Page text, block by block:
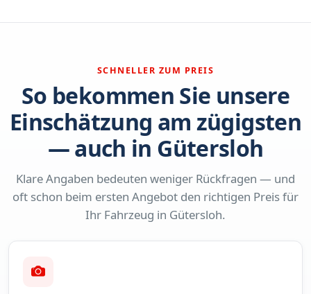
SCHNELLER ZUM PREIS
So bekommen Sie unsere
Einschätzung am zügigsten
— auch in Gütersloh
Klare Angaben bedeuten weniger Rückfragen — und
oft schon beim ersten Angebot den richtigen Preis für
Ihr Fahrzeug in Gütersloh.